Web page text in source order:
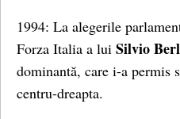
1994: La alegerile
Forza Italia a lui Silvio
dominantă, care i-a permis
centru-dreapta.